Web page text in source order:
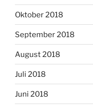
Oktober 2018
September 2018
August 2018
Juli 2018
Juni 2018